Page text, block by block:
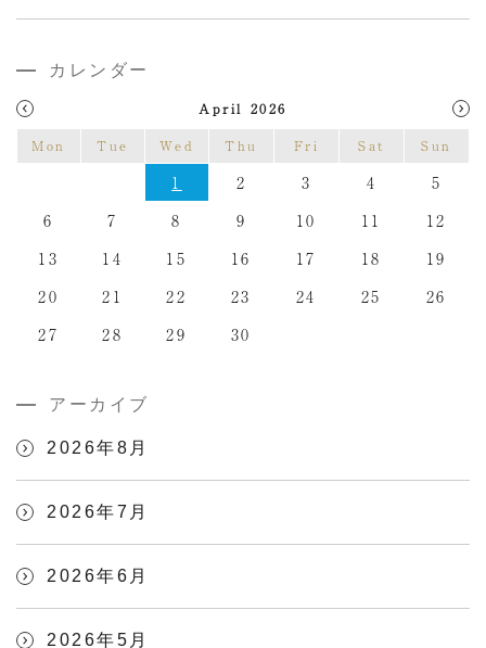
カレンダー
April 2026
Mon
Tue Wed Thu Fri Sat Sun
1 2 3 4
5
6
7 8 9 10 11
12
13
14 15 16 17 18
19
20
21 22 23 24 25
26
27
28 29 30
アーカイブ
2026年8月
2026年7月
2026年6月
2026年5月